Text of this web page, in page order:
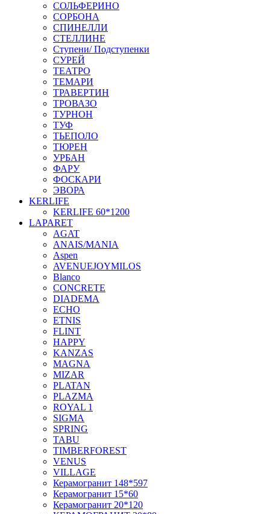
СОЛЬФЕРИНО
СОРБОНА
СПИНЕЛЛИ
СТЕЛЛИНЕ
Ступени/ Подступенки
СУРЕЙ
ТЕАТРО
ТЕМАРИ
ТРАВЕРТИН
ТРОВАЗО
ТУРНОН
ТУФ
ТЬЕПОЛО
ТЮРЕН
УРБАН
ФАРУ
ФОСКАРИ
ЭВОРА
KERLIFE
KERLIFE 60*1200
LAPARET
AGAT
ANAIS/MANIA
Aspen
AVENUEJOYMILOS
Blanco
CONCRETE
DIADEMA
ECHO
ETNIS
FLINT
HAPPY
KANZAS
MAGNA
MIZAR
PLATAN
PLAZMA
ROYAL 1
SIGMA
SPRING
TABU
TIMBERFOREST
VENUS
VILLAGE
Керамогранит 148*597
Керамогранит 15*60
Керамогранит 20*120